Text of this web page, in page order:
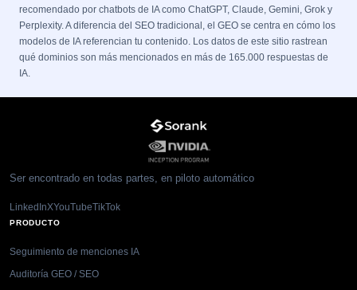
recomendado por chatbots de IA como ChatGPT, Claude, Gemini, Grok y
Perplexity. A diferencia del SEO tradicional, el GEO se centra en cómo los
modelos de IA referencian tu contenido. Los datos de este sitio rastrean
qué dominios son más mencionados en más de 165.000 respuestas de
IA.
Ser encontrado en todas partes, en piloto automático
LinkedInXYouTubeTikTok
PRODUCTO
Seguimiento de menciones IA
Auditoría GEO / SEO